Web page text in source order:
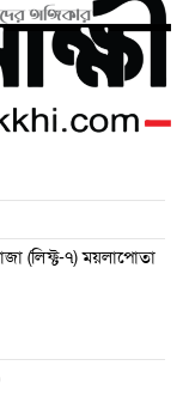
(লিফ্ট-৭) ময়লাপোতা